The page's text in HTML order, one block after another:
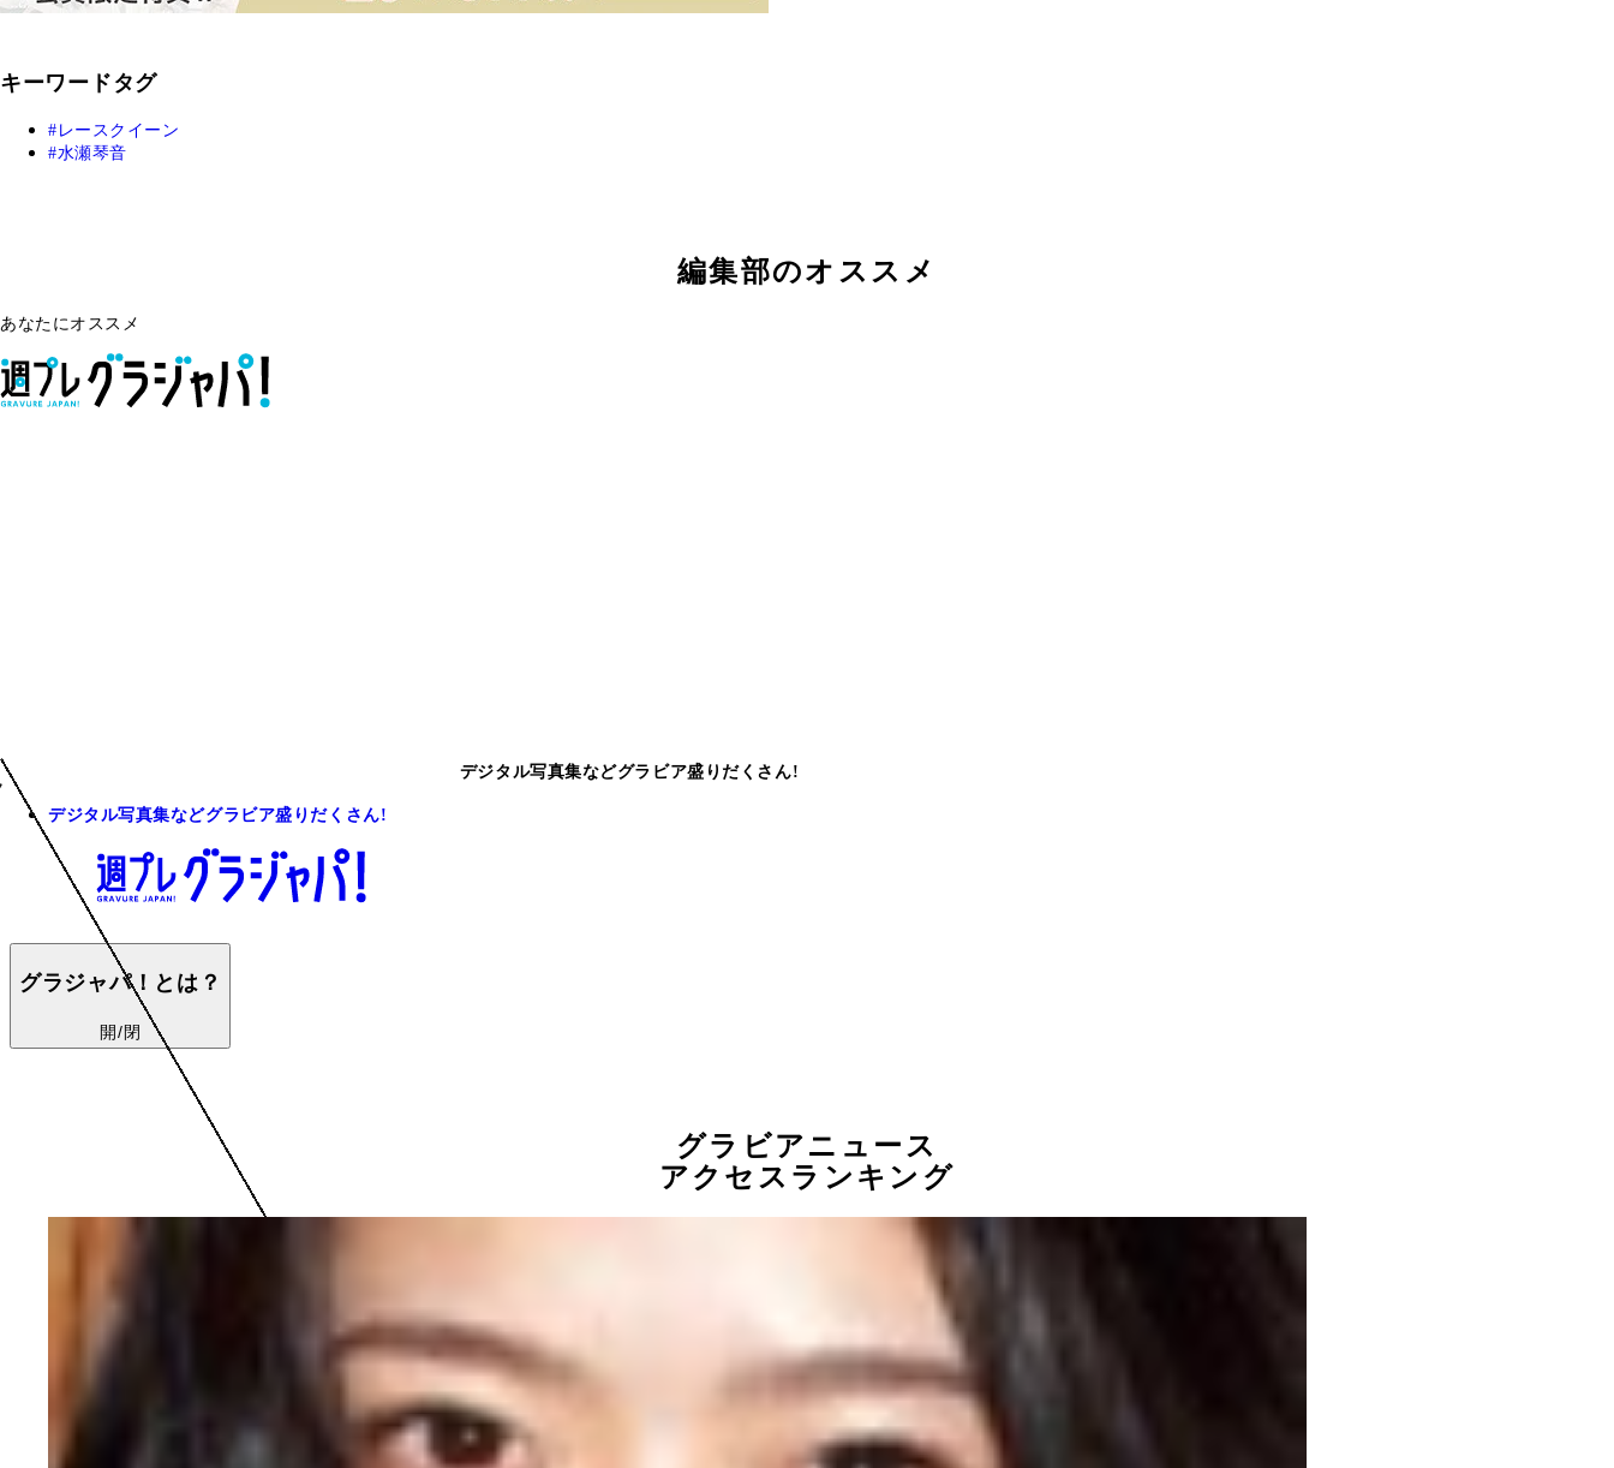
キーワードタグ
レースクイーン
水瀬琴音
編集部のオススメ
あなたにオススメ
デジタル写真集などグラビア盛りだくさん!
デジタル写真集などグラビア盛りだくさん!
グラジャパ！とは？
開/閉
グラビアニュース
アクセスランキング